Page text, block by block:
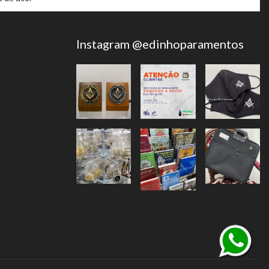
Instagram @edinhoparamentos